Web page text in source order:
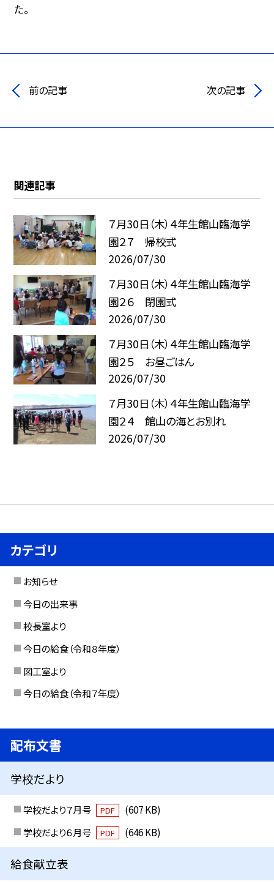
た。
前の記事 次の記事
関連記事
７月30日（木）４年生館山臨海学
園２７ 帰校式
2026/07/30
７月30日（木）４年生館山臨海学
園２６ 閉園式
2026/07/30
７月30日（木）４年生館山臨海学
園２５ お昼ごはん
2026/07/30
７月30日（木）４年生館山臨海学
園２４ 館山の海とお別れ
2026/07/30
カテゴリ
お知らせ
今日の出来事
校長室より
今日の給食（令和８年度）
図工室より
今日の給食（令和７年度）
配布文書
学校だより
学校だより７月号 PDF
(607 KB)
学校だより６月号
PDF (646 KB)
給食献立表